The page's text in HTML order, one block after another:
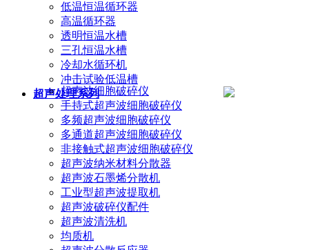
低温恒温循环器
高温循环器
透明恒温水槽
三孔恒温水槽
冷却水循环机
冲击试验低温槽
超声处理系列
超声波细胞破碎仪
手持式超声波细胞破碎仪
多频超声波细胞破碎仪
多通道超声波细胞破碎仪
非接触式超声波细胞破碎仪
超声波纳米材料分散器
超声波石墨烯分散机
工业型超声波提取机
超声波破碎仪配件
超声波清洗机
均质机